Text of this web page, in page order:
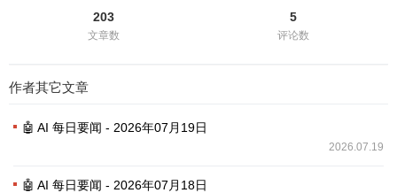
203
文章数
5
评论数
作者其它文章
🤖 AI 每日要闻 - 2026年07月19日
2026.07.19
🤖 AI 每日要闻 - 2026年07月18日